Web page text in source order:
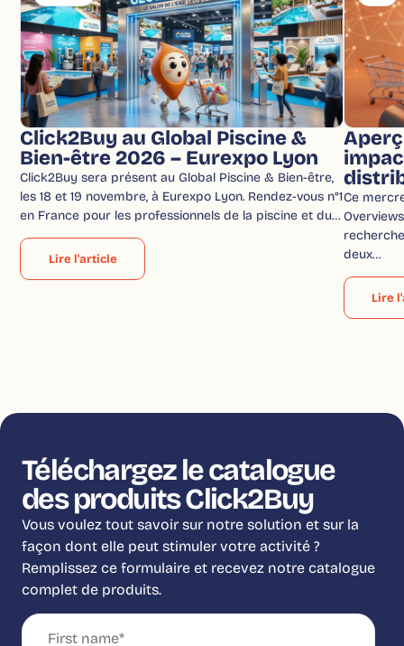
Click2Buy au Global Piscine &
Bien-être 2026 – Eurexpo Lyon
Click2Buy sera présent au Global Piscine & Bien-être,
les 18 et 19 novembre, à Eurexpo Lyon. Rendez-vous n°1
en France pour les professionnels de la piscine et du…
Lire l'article
Ce
deux…
Lire
Téléchargez le catalogue
des produits Click2Buy
Vous voulez tout savoir sur notre solution et sur la
façon dont elle peut stimuler votre activité ?
Remplissez ce formulaire et recevez notre catalogue
complet de produits.